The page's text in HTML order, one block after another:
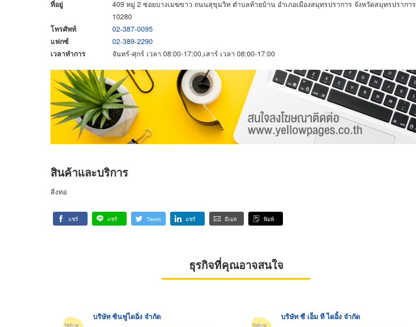
ที่อยู่
409 หมู่ 2 ซอยบางเมฆขาว ถนนสุขุมวิท ตำบลท้ายบ้าน อำเภอเมืองสมุทรปราการ จังหวัดสมุทรปราการ
10280
โทรศัพท์
02-387-0095
แฟกซ์
02-389-2290
เวลาทำการ
จันทร์-ศุกร์ เวลา 08:00-17:00,เสาร์ เวลา 08:00-17:00
สินค้าและบริการ
สิ่งทอ
แชร์ แชร์ Tweet แชร์ อีเมล พิมพ์
ธุรกิจที่คุณอาจสนใจ
บริษัท ซินฟูไดอิ่ง จำกัด
บริษัท ซี เอ็ม ที ไดอิ้ง จำกัด